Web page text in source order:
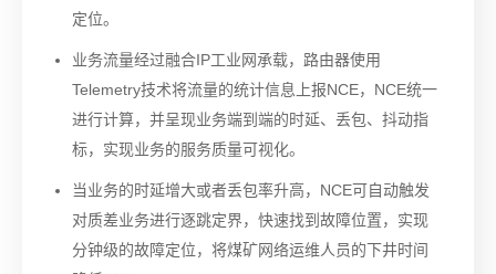
定位。
业务流量经过融合IP工业网承载，路由器使用
Telemetry技术将流量的统计信息上报NCE，NCE统一
进行计算，并呈现业务端到端的时延、丢包、抖动指
标，实现业务的服务质量可视化。
当业务的时延增大或者丢包率升高，NCE可自动触发
对质差业务进行逐跳定界，快速找到故障位置，实现
分钟级的故障定位，将煤矿网络运维人员的下井时间